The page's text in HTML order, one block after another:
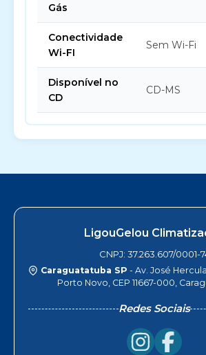
Gás
Conectividade
Wi-FI
Sem Wi-Fi
Disponível no
CD
CD-MS
LigouGelou
CNPJ: 37.263.607/0001-
Caraguatatuba SP - Av. José
Porto Novo, CEP 11667-000,
Redes Sociais